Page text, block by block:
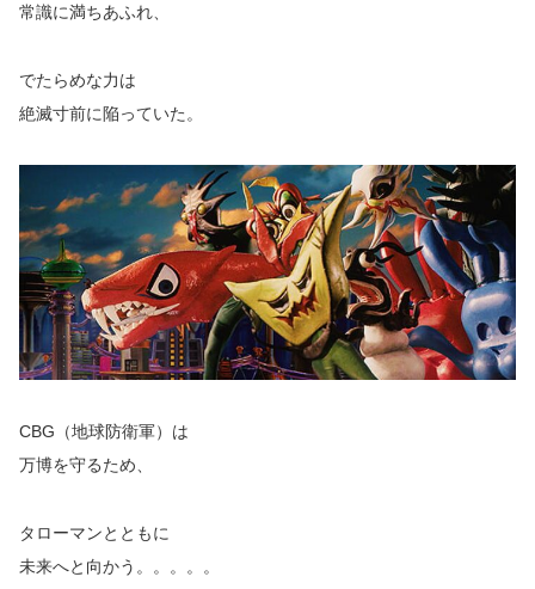
常識に満ちあふれ、
でたらめな力は
絶滅寸前に陥っていた。
CBG（地球防衛軍）は
万博を守るため、
タローマンとともに
未来へと向かう。。。。。